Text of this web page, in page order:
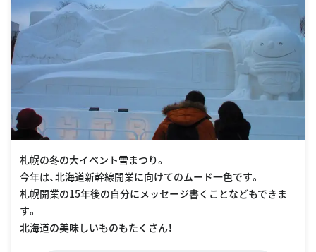
札幌の冬の大イベント雪まつり。
今年は、北海道新幹線開業に向けてのムード一色です。
札幌開業の15年後の自分にメッセージ書くことなどもできま
す。
北海道の美味しいものもたくさん！